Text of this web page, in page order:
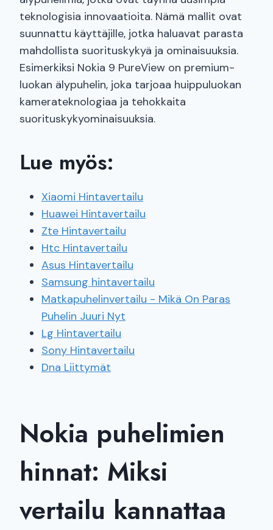
teknologisia innovaatioita. Nämä mallit ovat
suunnattu käyttäjille, jotka haluavat parasta
mahdollista suorituskykyä ja ominaisuuksia.
Esimerkiksi Nokia 9 PureView on premium-
luokan älypuhelin, joka tarjoaa huippuluokan
kamerateknologiaa ja tehokkaita
suorituskykyominaisuuksia.
Lue myös:
Xiaomi Hintavertailu
Huawei Hintavertailu
Zte Hintavertailu
Htc Hintavertailu
Asus Hintavertailu
Samsung hintavertailu
Matkapuhelinvertailu - Mikä On Paras
Puhelin Juuri Nyt
Lg Hintavertailu
Sony Hintavertailu
Dna Liittymät
Nokia puhelimien
hinnat: Miksi
vertailu kannattaa